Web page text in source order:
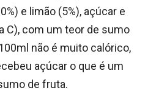
e limão (5%), açúcar e
C), com um teor de sumo
não é muito calórico,
açúcar o que é um
de fruta.